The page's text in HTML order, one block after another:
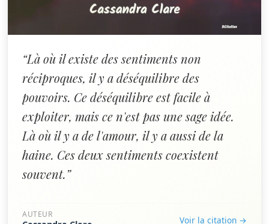
“Là où il existe des sentiments non
réciproques, il y a déséquilibre des
pouvoirs. Ce déséquilibre est facile à
exploiter, mais ce n'est pas une sage idée.
Là où il y a de l'amour, il y a aussi de la
haine. Ces deux sentiments coexistent
souvent.”
AUTEUR Voir la citation →